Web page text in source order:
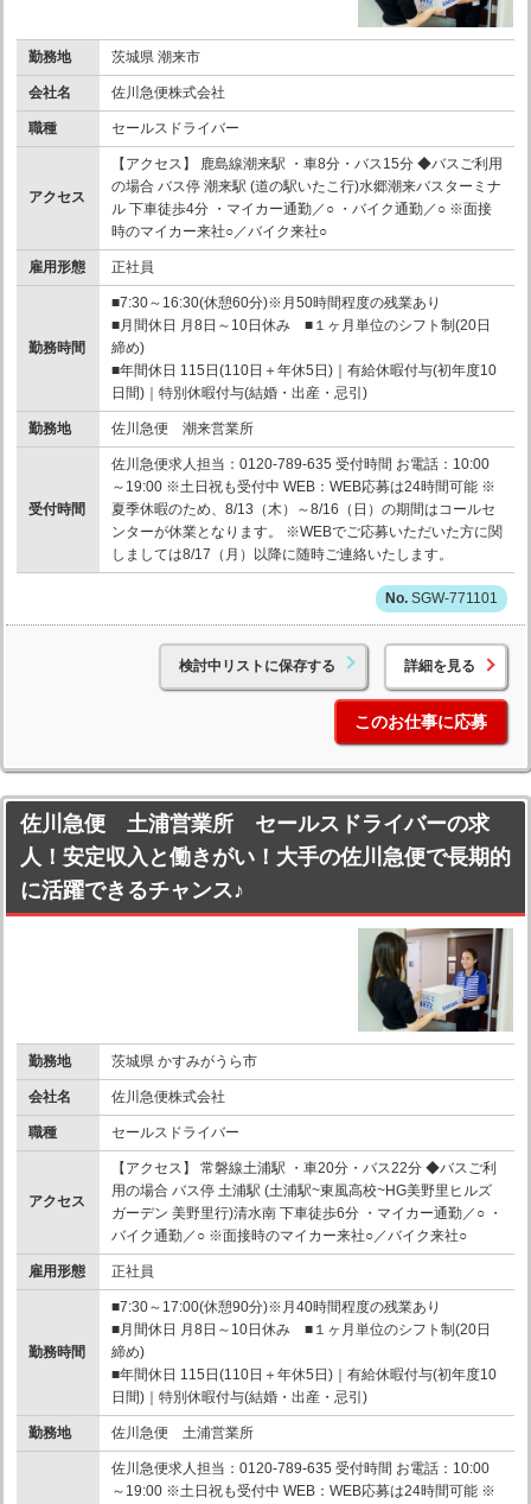
勤務地 茨城県 潮来市
会社名 佐川急便株式会社
職種 セールスドライバー
アクセス
【アクセス】 鹿島線潮来駅 ・車8分・バス15分 ◆バスご利用
の場合 バス停 潮来駅 (道の駅いたこ行)水郷潮来バスターミナ
ル 下車徒歩4分 ・マイカー通勤／○ ・バイク通勤／○ ※面接
時のマイカー来社○／バイク来社○
雇用形態 正社員
勤務時間
■7:30～16:30(休憩60分)※月50時間程度の残業あり
■月間休日 月8日～10日休み ■１ヶ月単位のシフト制(20日
締め)
■年間休日 115日(110日＋年休5日)｜有給休暇付与(初年度10
日間)｜特別休暇付与(結婚・出産・忌引)
勤務地 佐川急便 潮来営業所
受付時間
佐川急便求人担当：0120-789-635 受付時間 お電話：10:00
～19:00 ※土日祝も受付中 WEB：WEB応募は24時間可能 ※
夏季休暇のため、8/13（木）～8/16（日）の期間はコールセ
ンターが休業となります。 ※WEBでご応募いただいた方に関
しましては8/17（月）以降に随時ご連絡いたします。
SGW-771101
検討中リストに保存する 詳細を見る
このお仕事に応募
佐川急便 土浦営業所 セールスドライバーの求
人！安定収入と働きがい！大手の佐川急便で長期的
に活躍できるチャンス♪
勤務地 茨城県 かすみがうら市
会社名 佐川急便株式会社
職種 セールスドライバー
アクセス
【アクセス】 常磐線土浦駅 ・車20分・バス22分 ◆バスご利
用の場合 バス停 土浦駅 (土浦駅~東風高校~HG美野里ヒルズ
ガーデン 美野里行)清水南 下車徒歩6分 ・マイカー通勤／○ ・
バイク通勤／○ ※面接時のマイカー来社○／バイク来社○
雇用形態 正社員
勤務時間
■7:30～17:00(休憩90分)※月40時間程度の残業あり
■月間休日 月8日～10日休み ■１ヶ月単位のシフト制(20日
締め)
■年間休日 115日(110日＋年休5日)｜有給休暇付与(初年度10
日間)｜特別休暇付与(結婚・出産・忌引)
勤務地 佐川急便 土浦営業所
佐川急便求人担当：0120-789-635 受付時間 お電話：10:00
～19:00 ※土日祝も受付中 WEB：WEB応募は24時間可能 ※